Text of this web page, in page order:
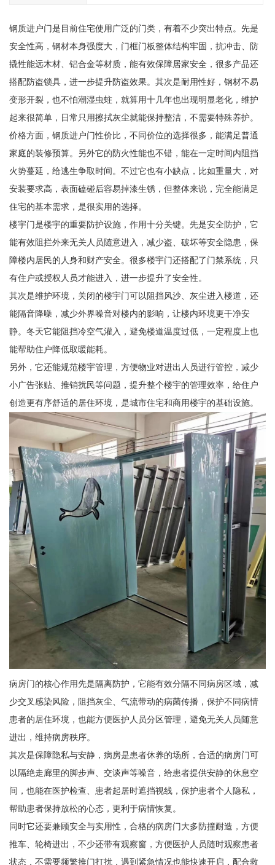
钢质进户门是目前住宅使用广泛的门类，有着不少突出特点。先是
安全性高，钢材本身强度大，门框门板整体结构牢固，抗冲击、防
撬性能远木材、铝合金等材质，能有效保障居家安全，很多产品还
搭配防盗锁具，进一步提升防盗效果。其次是耐用性好，钢材不易
变形开裂，也不怕潮湿虫蛀，就算用十几年也出现明显老化，维护
起来很简单，日常只用擦拭灰尘就能保持整洁，不需要特殊养护。
价格方面，钢质进户门性价比，不同价位的选择很多，能满足普通
家庭的装修预算。另外它的防火性能也不错，能在一定时间内阻挡
火势蔓延，给逃生争取时间。不过它也有小缺点，比如重量大，对
安装要求高，表面磕碰后容易掉漆生锈，但整体来说，完全能满足
住宅的基本需求，是很实用的选择。
楼宇门是楼宇的重要防护设施，作用十分关键。先是安全防护，它
能有效阻拦外来无关人员随意进入，减少盗、破坏等安全隐患，保
障楼内居民的人身和财产安全。很多楼宇门还搭配了门禁系统，只
有住户或授权人员才能进入，进一步提升了安全性。
其次是维护环境，关闭的楼宇门可以阻挡风沙、灰尘进入楼道，还
能隔音降噪，减少外界噪音对楼内的影响，让楼内环境更干净安
静。冬天它能阻挡冷空气灌入，避免楼道温度过低，一定程度上也
能帮助住户降低取暖能耗。
另外，它还能规范楼宇管理，方便物业对进出人员进行管控，减少
小广告张贴、推销扰民等问题，提升整个楼宇的管理效率，给住户
创造更有序舒适的居住环境，是城市住宅和商用楼宇的基础设施。
病房门的核心作用先是隔离防护，它能有效分隔不同病房区域，减
少交叉感染风险，阻挡灰尘、气流带动的病菌传播，保护不同病情
患者的居住环境，也能方便医护人员分区管理，避免无关人员随意
进出，维持病房秩序。
其次是保障隐私与安静，病房是患者休养的场所，合适的病房门可
以隔绝走廊里的脚步声、交谈声等噪音，给患者提供安静的休息空
间，也能在医护检查、患者起居时遮挡视线，保护患者个人隐私，
帮助患者保持放松的心态，更利于病情恢复。
同时它还要兼顾安全与实用性，合格的病房门大多防撞耐造，方便
推车、轮椅进出，不少还带有观察窗，方便医护人员随时观察患者
状态，不需要频繁推门打扰，遇到紧急情况也能快速开启，配合救